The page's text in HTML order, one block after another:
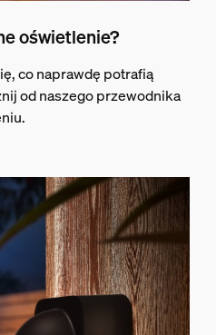
oświetlenie?
co naprawdę potrafią
od naszego przewodnika